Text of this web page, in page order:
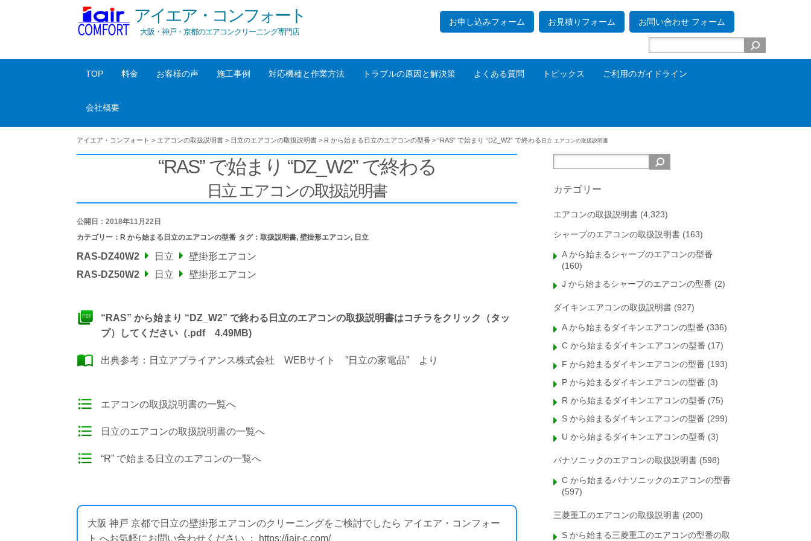
アイエア・コンフォート
大阪・神戸・京都のエアコンクリーニング専門店
お申し込みフォーム お見積りフォーム お問い合わせ フォーム
TOP 料金 お客様の声 施工事例 対応機種と作業方法 トラブルの原因と解決策 よくある質問 トピックス ご利用のガイドライン
会社概要
アイエア・コンフォート > エアコンの取扱説明書 > 日立のエアコンの取扱説明書 > R から始まる日立のエアコンの型番 > “RAS” で始まり “DZ_W2” で終わる 日立 エアコンの取扱説明書
“RAS” で始まり “DZ_W2” で終わる
日立 エアコンの取扱説明書
公開日：2018年11月22日
カテゴリー： R から始まる日立のエアコンの型番 タグ： 取扱説明書, 壁掛形エアコン, 日立
RAS-DZ40W2 日立
壁掛形エアコン
RAS-DZ50W2
日立 壁掛形エアコン
“RAS” から始まり “DZ_W2” で終わる日立のエアコンの取扱説明書はコチラをクリック（タッ
プ）してください（.pdf 4.49MB)
出典参考： 日立アプライアンス株式会社 WEBサイト ”日立の家電品” より
エアコンの取扱説明書の一覧へ
日立のエアコンの取扱説明書の一覧へ
“R” で始まる日立のエアコンの一覧へ
大阪 神戸 京都で日立の壁掛形エアコンのクリーニングをご検討でしたら アイエア・コンフォー
ト へお気軽にお問い合わせください ： https://iair-c.com/
カテゴリー
エアコンの取扱説明書 (4,323)
シャープのエアコンの取扱説明書 (163)
A から始まるシャープのエアコンの型番
(160)
J から始まるシャープのエアコンの型番 (2)
ダイキンエアコンの取扱説明書 (927)
A から始まるダイキンエアコンの型番 (336)
C から始まるダイキンエアコンの型番 (17)
F から始まるダイキンエアコンの型番 (193)
P から始まるダイキンエアコンの型番 (3)
R から始まるダイキンエアコンの型番 (75)
S から始まるダイキンエアコンの型番 (299)
U から始まるダイキンエアコンの型番 (3)
パナソニックのエアコンの取扱説明書 (598)
C から始まるパナソニックのエアコンの型番
(597)
三菱重工のエアコンの取扱説明書 (200)
S から始まる三菱重工のエアコンの型番の取